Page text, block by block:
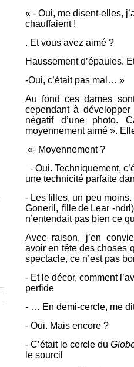
« - Oui, me disent-elles,
chauffaient !
. Et vous avez aimé ?
Haussement d’épaules.
-Oui, c’était pas mal… »
Au fond ces dames
cependant à
négatif d’une photo.
moyennement aimé ».
«- Moyennement ?
- Oui. Techniquement,
une technicité parfaite
- Les filles, un peu
Goneril, fille de Lear -
n’entendait pas bien ce
Avec raison, j’en
avoir en tête des choses
spectacle, ce n’est pas
- Et le décor, comment
perfide
- … En demi-cercle, me
- Oui. Mais encore ?
- C’était le cercle du
le sourcil